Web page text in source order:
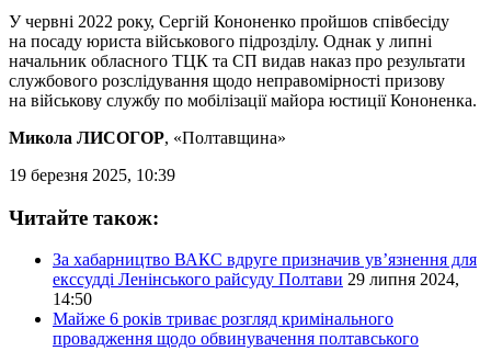
У червні 2022 року, Сергій Кононенко пройшов співбесіду
на посаду юриста військового підрозділу. Однак у липні
начальник обласного ТЦК та СП видав наказ про результати
службового розслідування щодо неправомірності призову
на військову службу по мобілізації майора юстиції Кононенка.
Микола ЛИСОГОР, «Полтавщина»
19 березня 2025, 10:39
Читайте також:
За хабарництво ВАКС вдруге призначив ув’язнення для
екссудді Ленінського райсуду Полтави 29 липня 2024,
14:50
Майже 6 років триває розгляд кримінального
провадження щодо обвинувачення полтавського